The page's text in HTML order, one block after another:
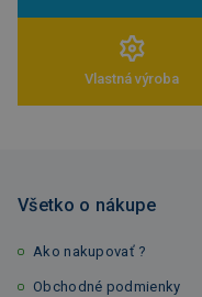
Vlastná výroba
Všetko o nákupe
Ako nakupovať ?
Obchodné podmienky